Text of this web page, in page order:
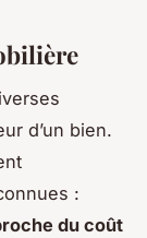
d’un bien.
:
du coût